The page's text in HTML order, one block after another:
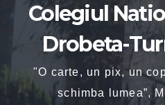
Colegiul
Drobeta-
"O carte, un pix, un
schimba lumea”,